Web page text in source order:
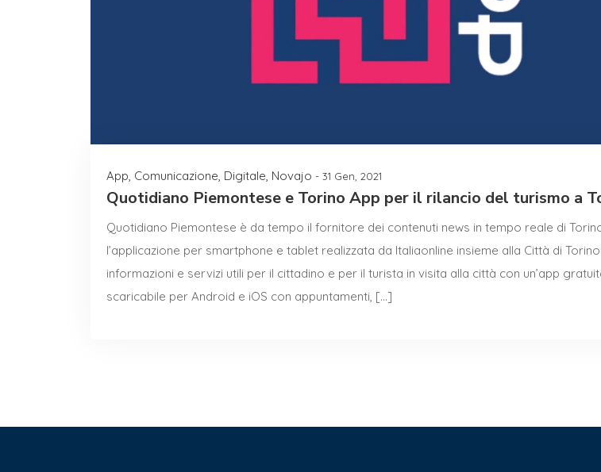
App, Comunicazione, Digitale, Novajo - 31 Gen, 2021
Quotidiano Piemontese e Torino App per il rilancio del turismo a
Quotidiano Piemontese è da tempo il fornitore dei contenuti news in tempo reale di
l’applicazione per smartphone e tablet realizzata da Italiaonline insieme alla Città di
informazioni e servizi utili per il cittadino e per il turista in visita alla città con un’app
scaricabile per Android e iOS con appuntamenti, […]